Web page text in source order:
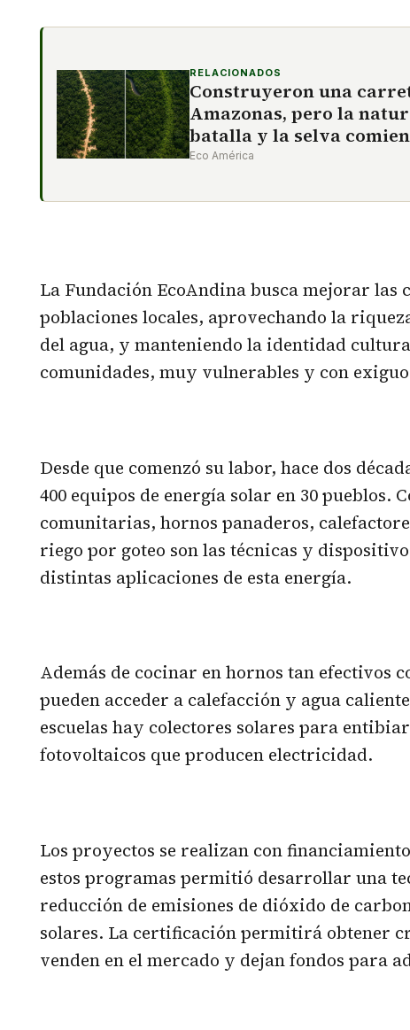
RELACIONADOS
Construyeron una
Amazonas, pero la
batalla y la selva
Eco América
La Fundación EcoAndina busca mejorar las
poblaciones locales, aprovechando la
del agua, y manteniendo la identidad
comunidades, muy vulnerables y con
Desde que comenzó su labor, hace dos
400 equipos de energía solar en 30 pueblos.
comunitarias, hornos panaderos,
riego por goteo son las técnicas y
distintas aplicaciones de esta energía.
Además de cocinar en hornos tan efectivos
pueden acceder a calefacción y agua
escuelas hay colectores solares para
fotovoltaicos que producen electricidad.
Los proyectos se realizan con
estos programas permitió desarrollar una
reducción de emisiones de dióxido de
solares. La certificación permitirá obtener
venden en el mercado y dejan fondos para